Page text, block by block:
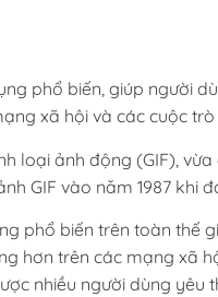
phổ biến, giúp người
xã hội và các cuộc trò
loại ảnh động (GIF),
GIF vào năm 1987 khi
phổ biến trên toàn thế
hơn trên các mạng xã
nhiều người dùng yêu